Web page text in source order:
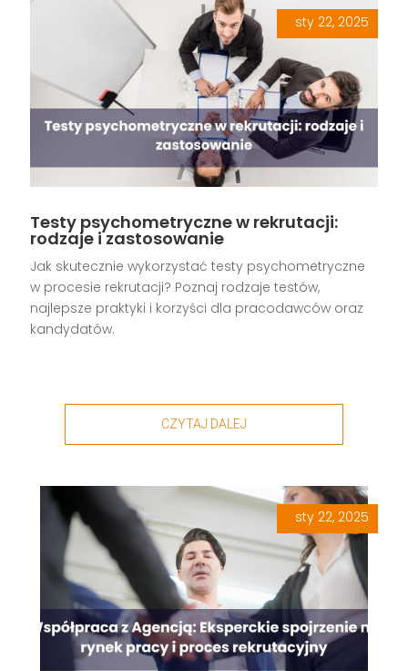
Testy psychometryczne w rekrutacji:
rodzaje i zastosowanie
sty 22, 2025
|,,, ,
Jak skutecznie wykorzystać testy psychometryczne
w procesie rekrutacji? Poznaj rodzaje testów,
najlepsze praktyki i korzyści dla pracodawców oraz
kandydatów.
CZYTAJ DALEJ
sty 22, 2025
|,,, ,